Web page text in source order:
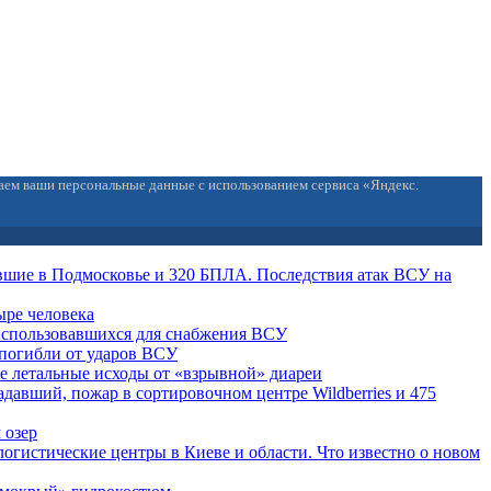
ваши персональные данные с использованием сервиса «Яндекс.
в Подмосковье и 320 БПЛА. Последствия атак ВСУ на
человека
для снабжения ВСУ
от ударов ВСУ
исходы от «взрывной» диареи
пожар в сортировочном центре Wildberries и 475
центры в Киеве и области. Что известно о новом